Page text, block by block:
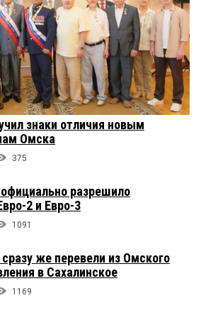
знаки отличия новым
Омска
375
разрешило
2 и Евро-3
1091
же перевели из Омского
в Сахалинское
1169